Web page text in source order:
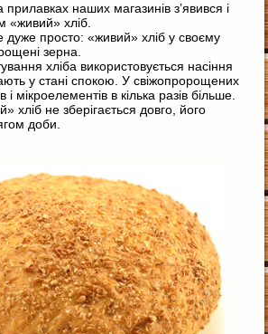
наших магазинів з’явився і
«живий» хліб.
просто: «живий» хліб у своєму
зерна.
хліба використовується насіння
у стані спокою. У свіжопророщених
і мікроелементів в кілька разів більше.
хліб не зберігається довго, його
доби.